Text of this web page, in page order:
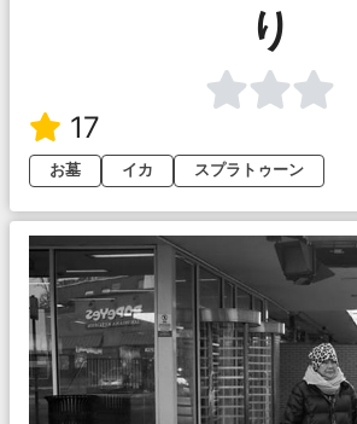
り
17
お墓
イカ スプラトゥーン